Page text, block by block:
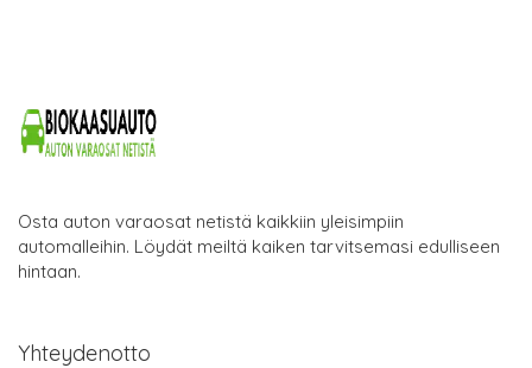
Osta auton varaosat netistä kaikkiin yleisimpiin
automalleihin. Löydät meiltä kaiken tarvitsemasi edulliseen
hintaan.
Yhteydenotto